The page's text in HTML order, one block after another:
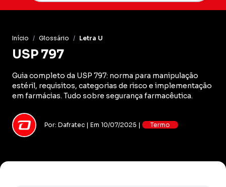
Início / Glossário / Letra U
USP 797
Guia completo da USP 797: norma para manipulação
estéril, requisitos, categorias de risco e implementação
em farmácias. Tudo sobre segurança farmacêutica.
Por: Dafratec | Em 10/07/2025 | Termo